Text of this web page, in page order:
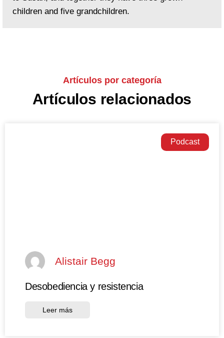
children and five grandchildren.
Artículos por categoría
Artículos relacionados
Podcast
Alistair Begg
Desobediencia y resistencia
Leer más